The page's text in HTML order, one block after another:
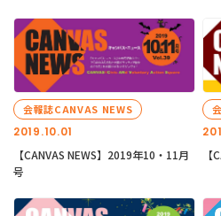
2019.10.01
会報誌CANVAS NEWS
【CANVAS NEWS】2019年10・11月
号